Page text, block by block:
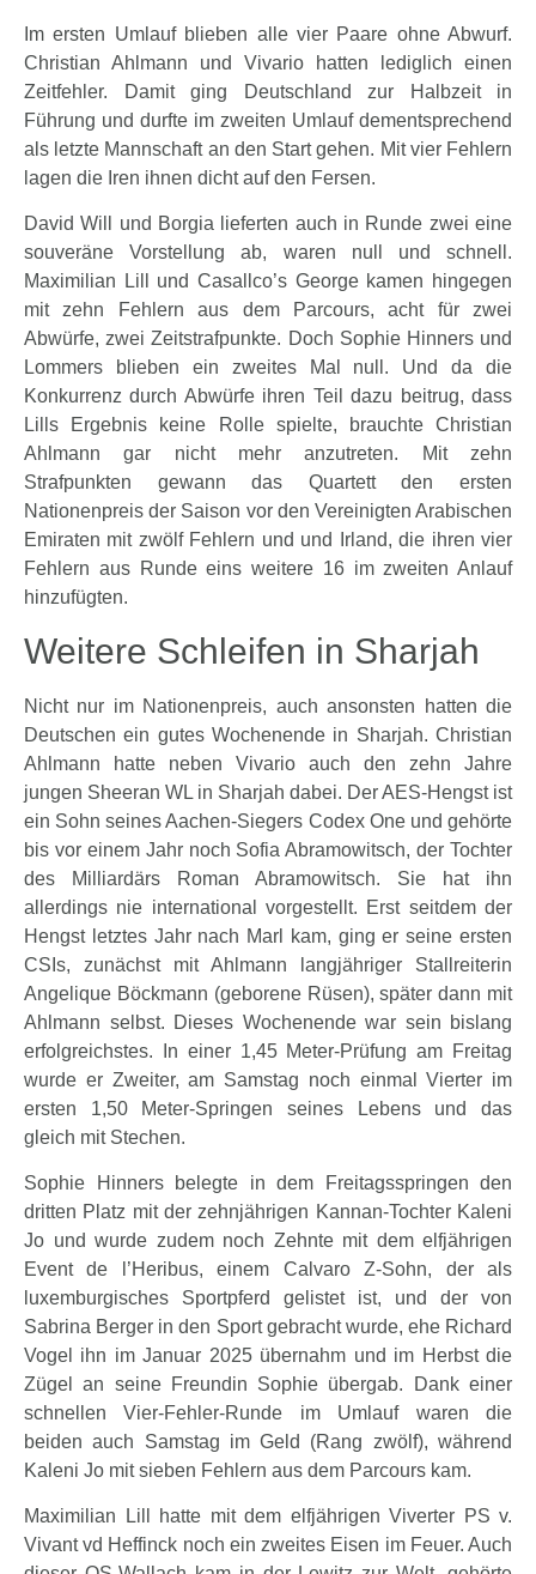
Im ersten Umlauf blieben alle vier Paare ohne Abwurf.
Christian Ahlmann und Vivario hatten lediglich einen
Zeitfehler. Damit ging Deutschland zur Halbzeit in
Führung und durfte im zweiten Umlauf dementsprechend
als letzte Mannschaft an den Start gehen. Mit vier Fehlern
lagen die Iren ihnen dicht auf den Fersen.
David Will und Borgia lieferten auch in Runde zwei eine
souveräne Vorstellung ab, waren null und schnell.
Maximilian Lill und Casallco’s George kamen hingegen
mit zehn Fehlern aus dem Parcours, acht für zwei
Abwürfe, zwei Zeitstrafpunkte. Doch Sophie Hinners und
Lommers blieben ein zweites Mal null. Und da die
Konkurrenz durch Abwürfe ihren Teil dazu beitrug, dass
Lills Ergebnis keine Rolle spielte, brauchte Christian
Ahlmann gar nicht mehr anzutreten. Mit zehn
Strafpunkten gewann das Quartett den ersten
Nationenpreis der Saison vor den Vereinigten Arabischen
Emiraten mit zwölf Fehlern und und Irland, die ihren vier
Fehlern aus Runde eins weitere 16 im zweiten Anlauf
hinzufügten.
Weitere Schleifen in Sharjah
Nicht nur im Nationenpreis, auch ansonsten hatten die
Deutschen ein gutes Wochenende in Sharjah. Christian
Ahlmann hatte neben Vivario auch den zehn Jahre
jungen Sheeran WL in Sharjah dabei. Der AES-Hengst ist
ein Sohn seines Aachen-Siegers Codex One und gehörte
bis vor einem Jahr noch Sofia Abramowitsch, der Tochter
des Milliardärs Roman Abramowitsch. Sie hat ihn
allerdings nie international vorgestellt. Erst seitdem der
Hengst letztes Jahr nach Marl kam, ging er seine ersten
CSIs, zunächst mit Ahlmann langjähriger Stallreiterin
Angelique Böckmann (geborene Rüsen), später dann mit
Ahlmann selbst. Dieses Wochenende war sein bislang
erfolgreichstes. In einer 1,45 Meter-Prüfung am Freitag
wurde er Zweiter, am Samstag noch einmal Vierter im
ersten 1,50 Meter-Springen seines Lebens und das
gleich mit Stechen.
Sophie Hinners belegte in dem Freitagsspringen den
dritten Platz mit der zehnjährigen Kannan-Tochter Kaleni
Jo und wurde zudem noch Zehnte mit dem elfjährigen
Event de l’Heribus, einem Calvaro Z-Sohn, der als
luxemburgisches Sportpferd gelistet ist, und der von
Sabrina Berger in den Sport gebracht wurde, ehe Richard
Vogel ihn im Januar 2025 übernahm und im Herbst die
Zügel an seine Freundin Sophie übergab. Dank einer
schnellen Vier-Fehler-Runde im Umlauf waren die
beiden auch Samstag im Geld (Rang zwölf), während
Kaleni Jo mit sieben Fehlern aus dem Parcours kam.
Maximilian Lill hatte mit dem elfjährigen Viverter PS v.
Vivant vd Heffinck noch ein zweites Eisen im Feuer. Auch